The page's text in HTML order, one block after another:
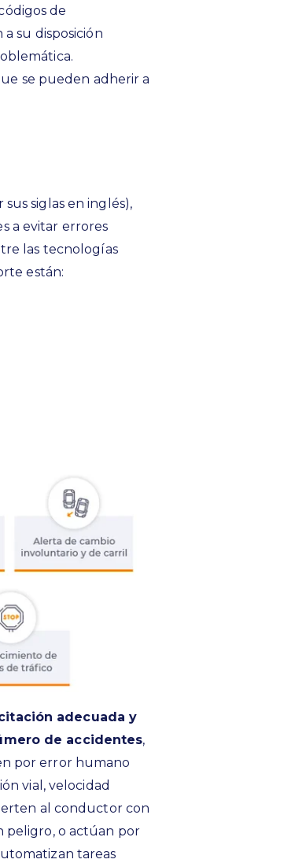
de
su disposición
se pueden adherir a
sus siglas en inglés),
a evitar errores
las tecnologías
están:
adecuada y
de accidentes,
por error humano
vial, velocidad
al conductor con
peligro, o actúan por
tareas